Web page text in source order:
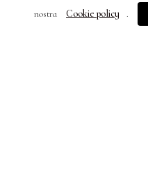
nostra Cookie policy .